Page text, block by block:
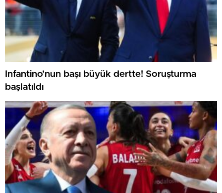
Infantino’nun başı büyük dertte! Soruşturma
başlatıldı